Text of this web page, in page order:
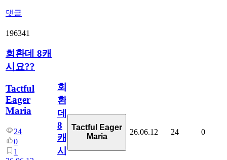
댓글
196341
회환데 8캐
시요??
Tactful
Eager
Maria
24
0
1
회
환
데
8
캐
시
Tactful Eager
Maria
26.06.12 24 0